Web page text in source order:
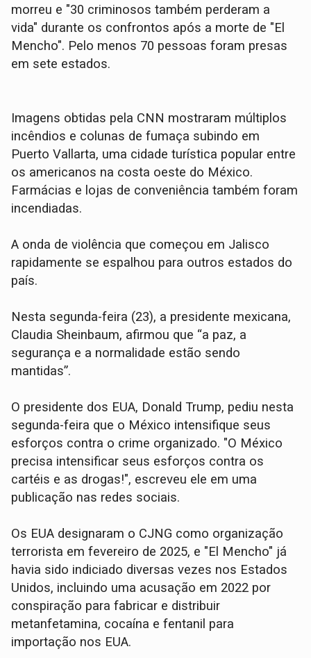
morreu e "30 criminosos também perderam a
vida" durante os confrontos após a morte de "El
Mencho". Pelo menos 70 pessoas foram presas
em sete estados.
Imagens obtidas pela CNN mostraram múltiplos
incêndios e colunas de fumaça subindo em
Puerto Vallarta, uma cidade turística popular entre
os americanos na costa oeste do México.
Farmácias e lojas de conveniência também foram
incendiadas.
A onda de violência que começou em Jalisco
rapidamente se espalhou para outros estados do
país.
Nesta segunda-feira (23), a presidente mexicana,
Claudia Sheinbaum, afirmou que “a paz, a
segurança e a normalidade estão sendo
mantidas”.
O presidente dos EUA, Donald Trump, pediu nesta
segunda-feira que o México intensifique seus
esforços contra o crime organizado. "O México
precisa intensificar seus esforços contra os
cartéis e as drogas!", escreveu ele em uma
publicação nas redes sociais.
Os EUA designaram o CJNG como organização
terrorista em fevereiro de 2025, e "El Mencho" já
havia sido indiciado diversas vezes nos Estados
Unidos, incluindo uma acusação em 2022 por
conspiração para fabricar e distribuir
metanfetamina, cocaína e fentanil para
importação nos EUA.